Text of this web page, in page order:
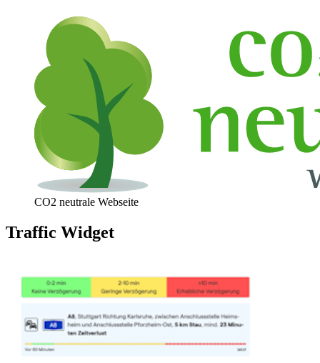
CO2 neutrale Webseite
Traffic Widget